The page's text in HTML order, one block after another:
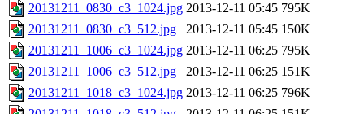
20131211_0830_c3_1024.jpg 2013-12-11 05:45 795K
20131211_0830_c3_512.jpg
2013-12-11 05:45 150K
20131211_1006_c3_1024.jpg 2013-12-11 06:25 795K
20131211_1006_c3_512.jpg
2013-12-11 06:25 151K
20131211_1018_c3_1024.jpg 2013-12-11 06:25 796K